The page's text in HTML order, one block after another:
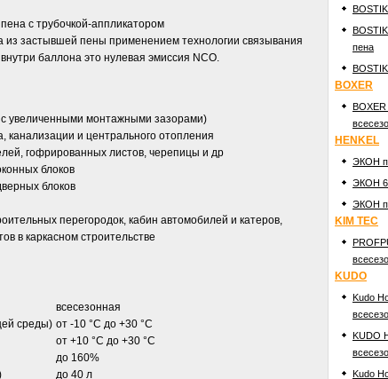
пена
BOXER
HENKEL
ЭКОН
ЭКОН
ЭКОН
KIM TEC
KUDO
Kudo
KUDO
Kudо
с трубочкой-аппликатором
из застывшей пены применением технологии связывания
баллона это нулевая эмиссия NCO.
увеличенными монтажными зазорами)
канализации и центрального отопления
гофрированных листов, черепицы и др
блоков
блоков
перегородок, кабин автомобилей и катеров,
в каркасном строительстве
среды)
всесезонная
от -10 °C до +30 °C
от +10 °С до +30 °С
до 160%
до 40 л